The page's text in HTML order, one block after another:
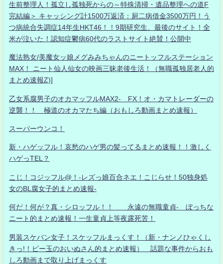
生前整理人！孤立し孤独死からの～特殊清掃・遺品整理への道F
完結編＞ キャッシング計1500万返済：厨二病借金3500万円！う
つ病統合失調症14年生HKT46！！9期研究生、最後のサイト！全
米が泣いた！認知症鬱病60代のラストサイト絶賛！公開中
魔法熟女/美魔女ッ娘メグみみちゃんのニートッフルステーション
MAX！ ニート仙人仙女の映画三昧老後生活！（無職孤独居老人的
まとめ速報Z)]
乙女系腐男子のオカマッフルMAX2- FX！オ・カマトレーダーの
逆襲！！ 極道のオカマたち編（おもしろ動画まとめ速報）
スーパーウンコ！
新・ハゲッフル！哀愁のハゲ男の髪ってるまとめ速報！！激しく
ハゲっTEL？
こじ！コジッフル@！-レズっ娘百合ネエ！こじらせ！50独身処
女のBL腐女子的まとめ速報-
何だ！何が？真・シロッフル！！ 永遠の無職童貞- ぼっちな
ニート的まとめ速報！一生童貞上等夜露死苦！
男装スケバン女子！スケッフルまっくす！（新・ナンノひゃくし
きっ!！ビー玉のおいぬさん的まとめ速報） 話題な事件からおも
しろ動画まで取り上げまっくす